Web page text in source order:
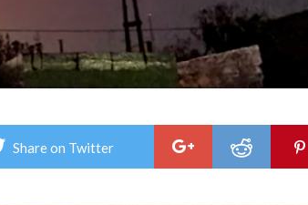
Share on Twitter